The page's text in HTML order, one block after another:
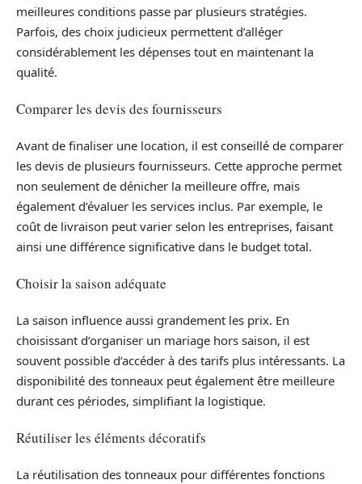
meilleures conditions passe par plusieurs stratégies.
Parfois, des choix judicieux permettent d’alléger
considérablement les dépenses tout en maintenant la
qualité.
Comparer les devis des fournisseurs
Avant de finaliser une location, il est conseillé de comparer
les devis de plusieurs fournisseurs. Cette approche permet
non seulement de dénicher la meilleure offre, mais
également d’évaluer les services inclus. Par exemple, le
coût de livraison peut varier selon les entreprises, faisant
ainsi une différence significative dans le budget total.
Choisir la saison adéquate
La saison influence aussi grandement les prix. En
choisissant d’organiser un mariage hors saison, il est
souvent possible d’accéder à des tarifs plus intéressants. La
disponibilité des tonneaux peut également être meilleure
durant ces périodes, simplifiant la logistique.
Réutiliser les éléments décoratifs
La réutilisation des tonneaux pour différentes fonctions